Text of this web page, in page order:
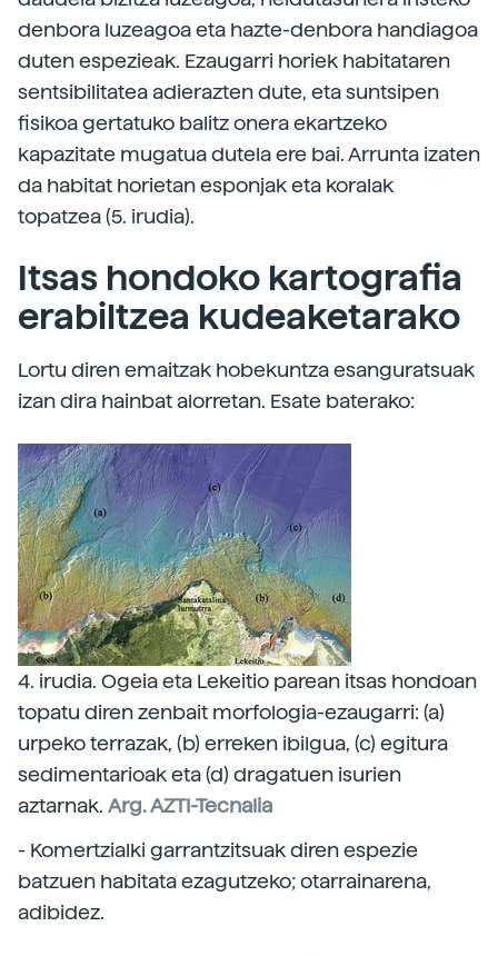
denbora luzeagoa eta hazte-denbora handiagoa
duten espezieak. Ezaugarri horiek habitataren
sentsibilitatea adierazten dute, eta suntsipen
fisikoa gertatuko balitz onera ekartzeko
kapazitate mugatua dutela ere bai. Arrunta izaten
da habitat horietan esponjak eta koralak
topatzea (5. irudia).
Itsas hondoko kartografia
erabiltzea kudeaketarako
Lortu diren emaitzak hobekuntza esanguratsuak
izan dira hainbat alorretan. Esate baterako:
4. irudia. Ogeia eta Lekeitio parean itsas hondoan
topatu diren zenbait morfologia-ezaugarri: (a)
urpeko terrazak, (b) erreken ibilgua, (c) egitura
sedimentarioak eta (d) dragatuen isurien
aztarnak. Arg. AZTI-Tecnalia
- Komertzialki garrantzitsuak diren espezie
batzuen habitata ezagutzeko; otarrainarena,
adibidez.